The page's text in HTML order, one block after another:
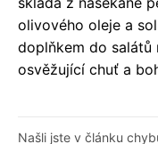
olivového oleje a
doplňkem do salátů
osvěžující chuť a
Našli jste v článku